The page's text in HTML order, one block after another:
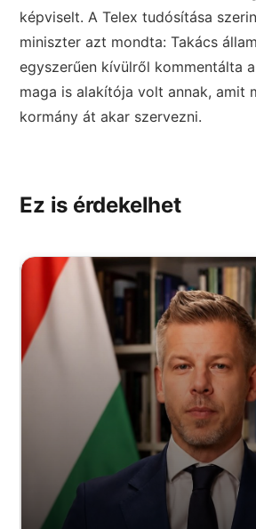
képviselt. A Telex tudósítása
miniszter azt mondta: Takács
egyszerűen kívülről kommentálta
maga is alakítója volt annak, amit
kormány át akar szervezni.
Ez is érdekelhet